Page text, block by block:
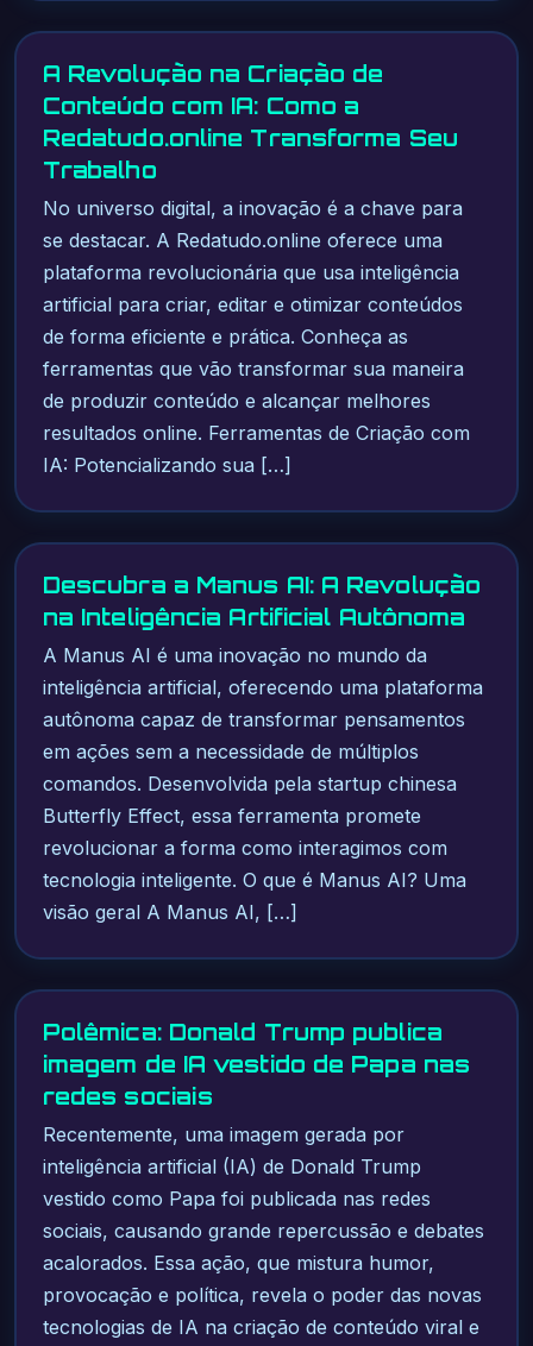
A Revolução na Criação de
Conteúdo com IA: Como a
Redatudo.online Transforma Seu
Trabalho
No universo digital, a inovação é a chave para
se destacar. A Redatudo.online oferece uma
plataforma revolucionária que usa inteligência
artificial para criar, editar e otimizar conteúdos
de forma eficiente e prática. Conheça as
ferramentas que vão transformar sua maneira
de produzir conteúdo e alcançar melhores
resultados online. Ferramentas de Criação com
IA: Potencializando sua […]
Descubra a Manus AI: A Revolução
na Inteligência Artificial Autônoma
A Manus AI é uma inovação no mundo da
inteligência artificial, oferecendo uma plataforma
autônoma capaz de transformar pensamentos
em ações sem a necessidade de múltiplos
comandos. Desenvolvida pela startup chinesa
Butterfly Effect, essa ferramenta promete
revolucionar a forma como interagimos com
tecnologia inteligente. O que é Manus AI? Uma
visão geral A Manus AI, […]
Polêmica: Donald Trump publica
imagem de IA vestido de Papa nas
redes sociais
Recentemente, uma imagem gerada por
inteligência artificial (IA) de Donald Trump
vestido como Papa foi publicada nas redes
sociais, causando grande repercussão e debates
acalorados. Essa ação, que mistura humor,
provocação e política, revela o poder das novas
tecnologias de IA na criação de conteúdo viral e